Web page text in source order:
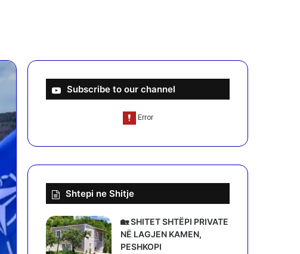
Subscribe to our channel
Shtepi ne Shitje
🏡 SHITET SHTËPI PRIVATE
NË LAGJEN KAMEN,
PESHKOPI